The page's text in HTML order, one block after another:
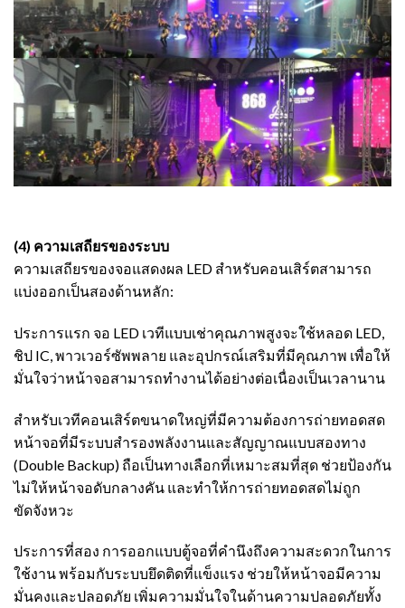
(4) ความเสถียรของระบบ
ความเสถียรของจอแสดงผล LED สำหรับคอนเสิร์ตสามารถ
แบ่งออกเป็นสองด้านหลัก:
ประการแรก จอ LED เวทีแบบเช่าคุณภาพสูงจะใช้หลอด LED,
ชิป IC, พาวเวอร์ซัพพลาย และอุปกรณ์เสริมที่มีคุณภาพ เพื่อให้
มั่นใจว่าหน้าจอสามารถทำงานได้อย่างต่อเนื่องเป็นเวลานาน
สำหรับเวทีคอนเสิร์ตขนาดใหญ่ที่มีความต้องการถ่ายทอดสด
หน้าจอที่มีระบบสำรองพลังงานและสัญญาณแบบสองทาง
(Double Backup) ถือเป็นทางเลือกที่เหมาะสมที่สุด ช่วยป้องกัน
ไม่ให้หน้าจอดับกลางคัน และทำให้การถ่ายทอดสดไม่ถูก
ขัดจังหวะ
ประการที่สอง การออกแบบตู้จอที่คำนึงถึงความสะดวกในการ
ใช้งาน พร้อมกับระบบยึดติดที่แข็งแรง ช่วยให้หน้าจอมีความ
มั่นคงและปลอดภัย เพิ่มความมั่นใจในด้านความปลอดภัยทั้ง